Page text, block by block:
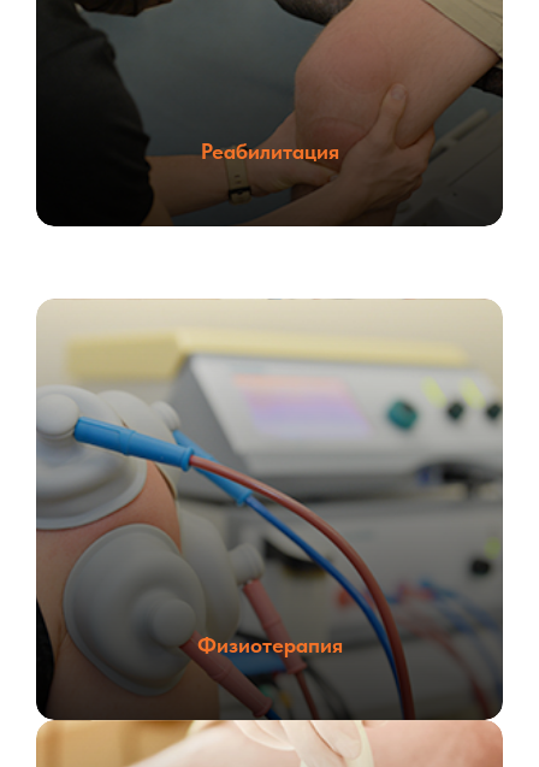
Реабилитация
Физиотерапия